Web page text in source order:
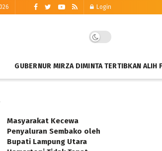
Login
GUBERNUR MIRZA DIMINTA TERTIBKAN ALIH
Masyarakat Kecewa
Penyaluran Sembako oleh
Bupati Lampung Utara